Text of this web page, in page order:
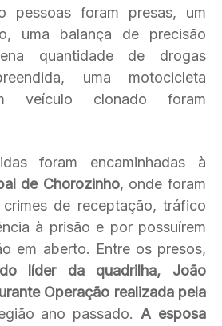
pessoas foram presas, um
uma balança de precisão
quantidade de drogas
uma motocicleta
veículo clonado foram
foram encaminhadas à
de Chorozinho, onde foram
de receptação, tráfico
à prisão e por possuírem
em aberto. Entre os presos,
líder da quadrilha, João
Operação realizada pela
ano passado. A esposa